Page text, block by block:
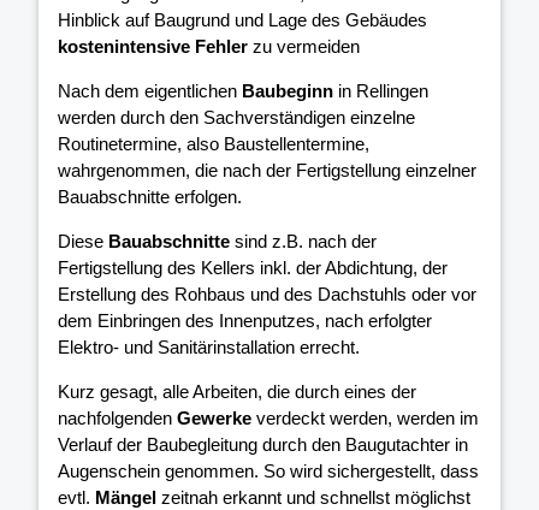
Hinblick auf Baugrund und Lage des Gebäudes
kostenintensive Fehler zu vermeiden
Nach dem eigentlichen Baubeginn in Rellingen
werden durch den Sachverständigen einzelne
Routinetermine, also Baustellentermine,
wahrgenommen, die nach der Fertigstellung einzelner
Bauabschnitte erfolgen.
Diese Bauabschnitte sind z.B. nach der
Fertigstellung des Kellers inkl. der Abdichtung, der
Erstellung des Rohbaus und des Dachstuhls oder vor
dem Einbringen des Innenputzes, nach erfolgter
Elektro- und Sanitärinstallation errecht.
Kurz gesagt, alle Arbeiten, die durch eines der
nachfolgenden Gewerke verdeckt werden, werden im
Verlauf der Baubegleitung durch den Baugutachter in
Augenschein genommen. So wird sichergestellt, dass
evtl. Mängel zeitnah erkannt und schnellst möglichst